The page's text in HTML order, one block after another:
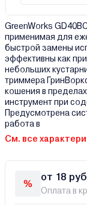
GreenWorks
применимая для
быстрой замены
эффективны как
небольших
триммера
кошения в
инструмент при
Предусмотрена
работа в
См. все
от 18
Оплата в